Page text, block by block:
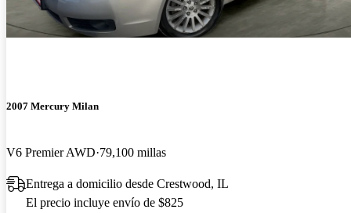
2007 Mercury Milan
V6 Premier AWD 79,100 millas
Entrega a domicilio desde Crestwood, IL
El precio incluye envío de $825